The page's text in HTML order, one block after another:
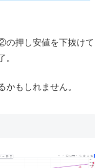
の押し安値を下抜けて
。
かもしれません。